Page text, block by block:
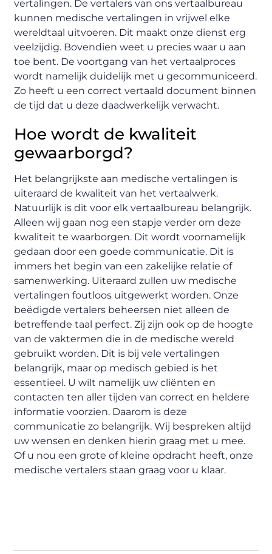
vertalingen. De vertalers van ons vertaalbureau
kunnen medische vertalingen in vrijwel elke
wereldtaal uitvoeren. Dit maakt onze dienst erg
veelzijdig. Bovendien weet u precies waar u aan
toe bent. De voortgang van het vertaalproces
wordt namelijk duidelijk met u gecommuniceerd.
Zo heeft u een correct vertaald document binnen
de tijd dat u deze daadwerkelijk verwacht.
Hoe wordt de kwaliteit
gewaarborgd?
Het belangrijkste aan medische vertalingen is
uiteraard de kwaliteit van het vertaalwerk.
Natuurlijk is dit voor elk vertaalbureau belangrijk.
Alleen wij gaan nog een stapje verder om deze
kwaliteit te waarborgen. Dit wordt voornamelijk
gedaan door een goede communicatie. Dit is
immers het begin van een zakelijke relatie of
samenwerking. Uiteraard zullen uw medische
vertalingen foutloos uitgewerkt worden. Onze
beëdigde vertalers beheersen niet alleen de
betreffende taal perfect. Zij zijn ook op de hoogte
van de vaktermen die in de medische wereld
gebruikt worden. Dit is bij vele vertalingen
belangrijk, maar op medisch gebied is het
essentieel. U wilt namelijk uw cliënten en
contacten ten aller tijden van correct en heldere
informatie voorzien. Daarom is deze
communicatie zo belangrijk. Wij bespreken altijd
uw wensen en denken hierin graag met u mee.
Of u nou een grote of kleine opdracht heeft, onze
medische vertalers staan graag voor u klaar.